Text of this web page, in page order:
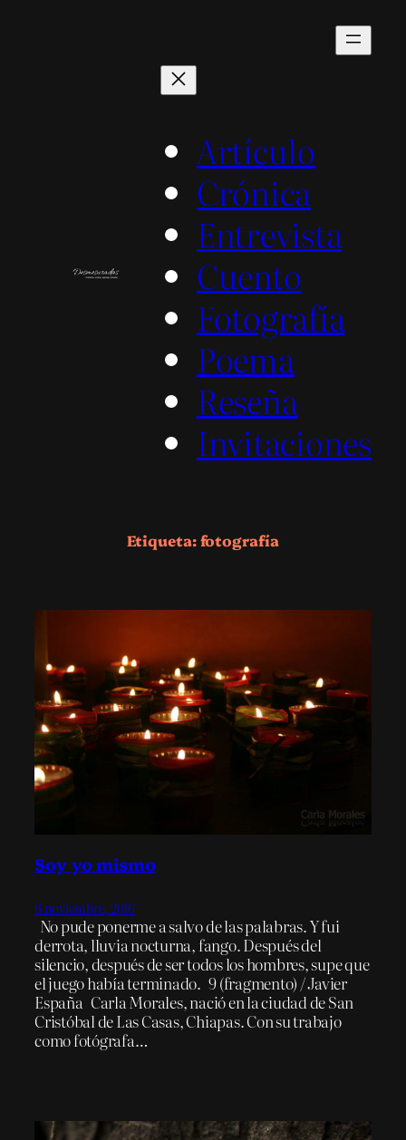
Artículo
Crónica
Entrevista
Cuento
Fotografía
Poema
Reseña
Invitaciones
Etiqueta:fotografía
Soy yo mismo
6 noviembre, 2016
No pude ponerme a salvo de las palabras. Y fui
derrota, lluvia nocturna, fango. Después del
silencio, después de ser todos los hombres, supe que
el juego había terminado. 9 (fragmento) / Javier
España Carla Morales, nació en la ciudad de San
Cristóbal de Las Casas, Chiapas. Con su trabajo
como fotógrafa…